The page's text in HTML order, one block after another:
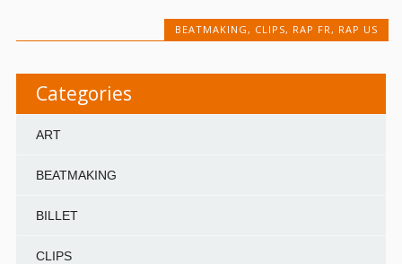
BEATMAKING, CLIPS, RAP FR, RAP US
Categories
ART
BEATMAKING
BILLET
CLIPS